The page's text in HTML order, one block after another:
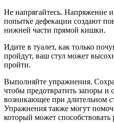
Не напрягайтесь. Напряжение
попытке дефекации создают
нижней части прямой кишки.
Идите в туалет, как только
пройдут, ваш стул может
пройти.
Выполняйте упражнения.
чтобы предотвратить запоры и
возникающее при длительном
Упражнения также могут
который может способствовать